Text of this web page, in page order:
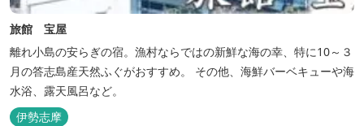
旅館 宝屋
離れ小島の安らぎの宿。漁村ならではの新鮮な海の幸、特に10～３
月の答志島産天然ふぐがおすすめ。 その他、海鮮バーベキューや海
水浴、露天風呂など。
伊勢志摩